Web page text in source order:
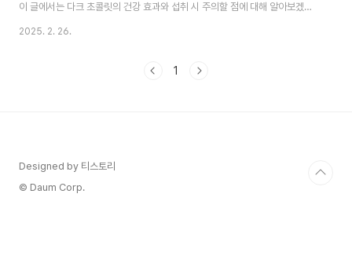
이 글에서는 다크 초콜릿의 건강 효과와 섭취 시 주의할 점에 대해 알아보겠습
니다. 부제: 다크 초콜릿, 당뇨병 예방의 비밀 0. 이 글의 순서 1. 이 글의 요약
콜릿과 스트레스 6. 섭취 시 주의점 7. 초콜릿과 아몬드 조합 8. 결론 9. 함께보
2025. 2. 26.
1
Designed by 티스토리
© Daum Corp.